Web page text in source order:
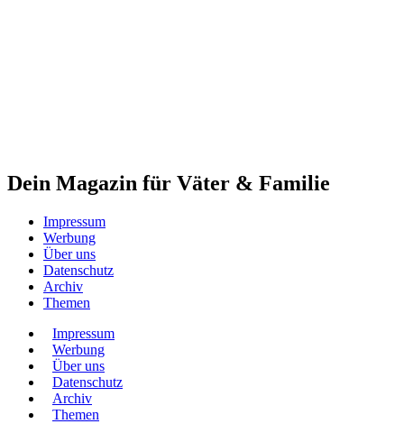
Dein Magazin für Väter & Familie
Impressum
Werbung
Über uns
Datenschutz
Archiv
Themen
Impressum
Werbung
Über uns
Datenschutz
Archiv
Themen